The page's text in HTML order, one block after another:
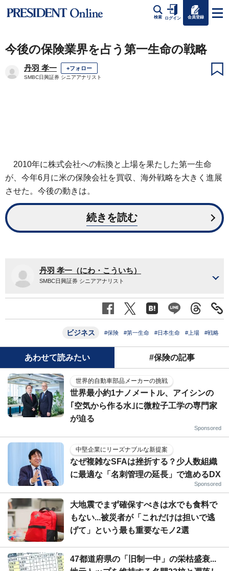
検索 ログイン 会員登録
今後の保険業界を占う第一生命の戦略
丹羽 孝一 +フォロー
SMBC日興証券 シニアアナリスト
2010年に株式会社への転換と上場を果たした第一生命
が、今年6月に米の保険会社を買収、海外戦略を大きく進展
させた。今後の動きは。
続きを読む
丹羽 孝一（にわ・こういち）
SMBC日興証券 シニアアナリスト
ビジネス #保険 #第一生命 #日本生命 #上場 #戦略
あわせて読みたい #保険の記事
世界的自動車部品メーカーの挑戦
世界最小約1ナノメートル、アイシンの
｢空気から作る水｣に微粒子工学の専門家
が迫る
Sponsored
中堅企業にリーズナブルな新提案
なぜ複雑なSFAは挫折する？少人数組織
に最適な「名刺管理の延長」で進めるDX
Sponsored
大地震でまず確保すべきは水でも食料で
もない...被災者が「これだけは担いで逃
げて」という最も重要なモノ2選
47都道府県の「旧制一中」の栄枯盛衰...